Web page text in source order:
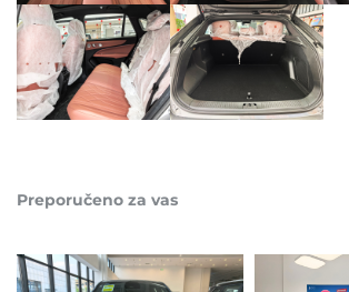
Preporučeno za vas